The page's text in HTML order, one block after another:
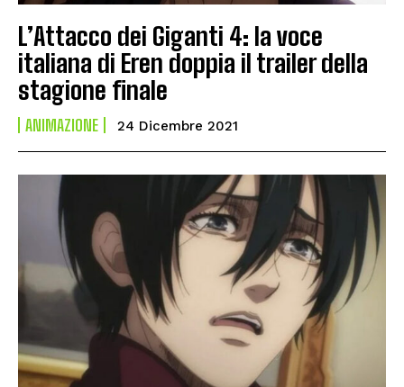
L’Attacco dei Giganti 4: la voce
italiana di Eren doppia il trailer della
stagione finale
ANIMAZIONE 24 Dicembre 2021